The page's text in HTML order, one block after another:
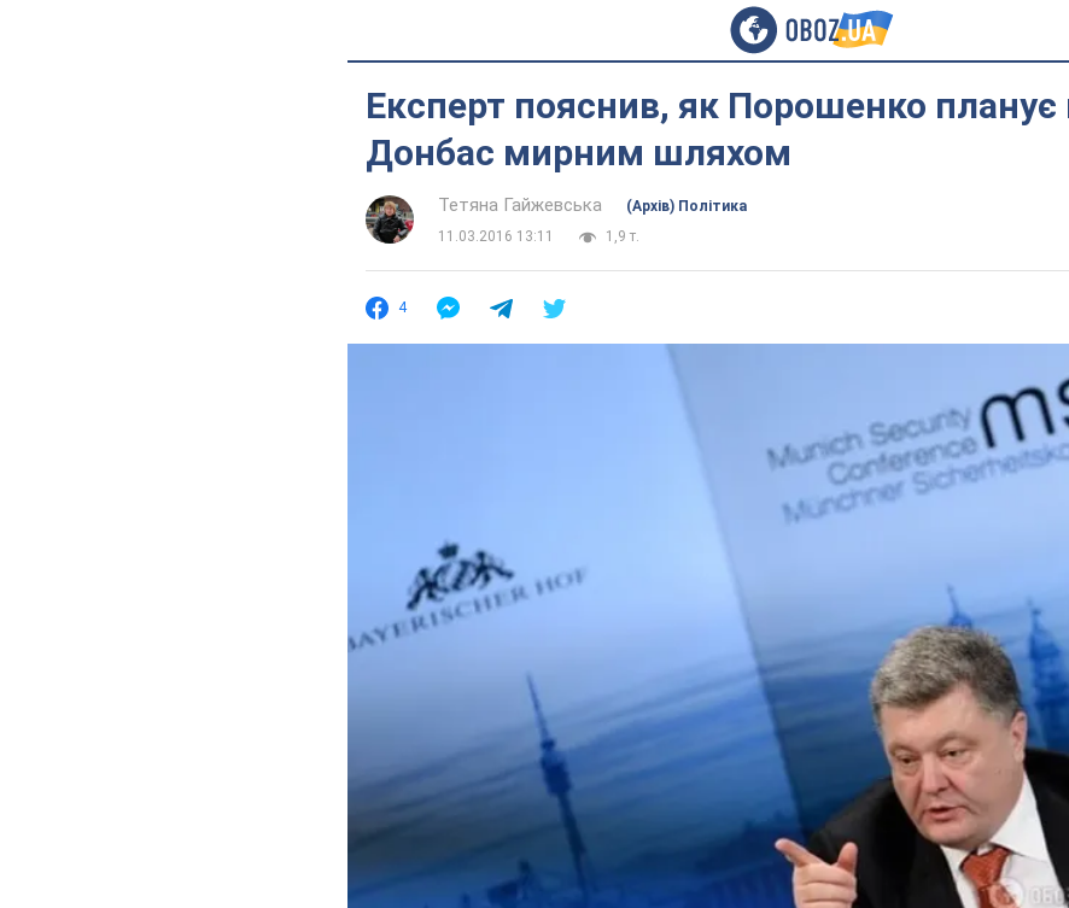
Експерт пояснив, як Порошенко планує
Донбас мирним шляхом
Тетяна Гайжевська
(Архів) Політика
11.03.2016 13:11
1,9 т.
4